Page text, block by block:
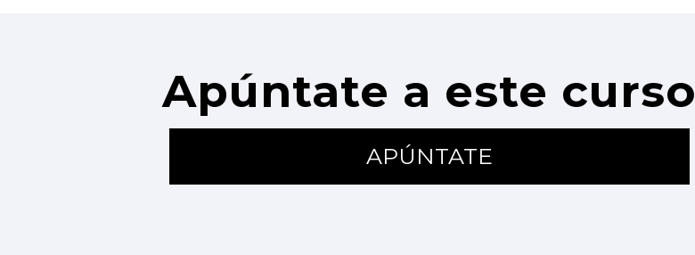
Apúntate a este curso
APÚNTATE